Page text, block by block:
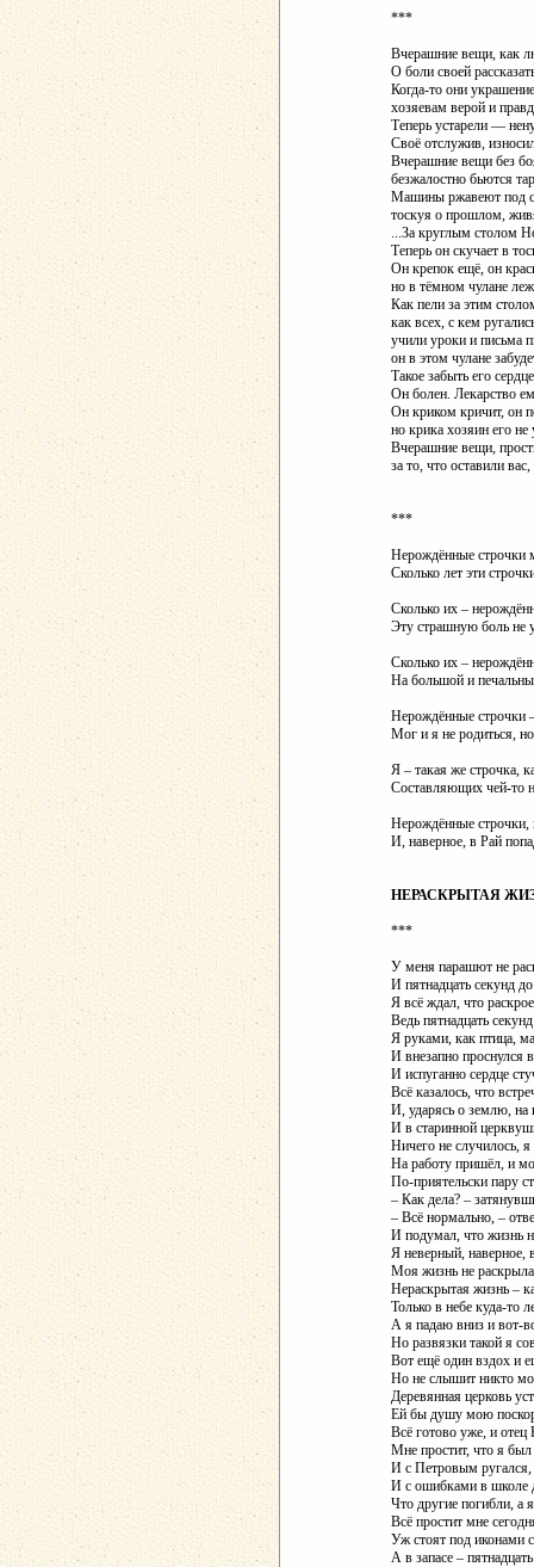
***
Вчерашние вещи, как
О боли своей
Когда-то они
хозяевам верой и
Теперь устарели —
Своё отслужив,
Вчерашние вещи без
безжалостно бьются
Машины ржавеют под
тоскуя о прошлом,
...За круглым столом
Теперь он скучает в
Он крепок ещё, он
но в тёмном чулане
Как пели за этим
как всех, с кем
учили уроки и письма
он в этом чулане
Такое забыть его
Он болен. Лекарство
Он криком кричит, он
но крика хозяин его
Вчерашние вещи,
за то, что оставили
***
Нерождëнные строчки
Сколько лет эти
Сколько их –
Эту страшную боль не
Сколько их –
На большой и
Нерождëнные строчки
Мог и я не родиться,
Я – такая же строчка,
Составляющих чей-то
Нерождëнные строчки,
И, наверное, в Рай
НЕРАСКРЫТАЯ
***
У меня парашют не
И пятнадцать секунд
Я всё ждал, что
Ведь пятнадцать
Я руками, как птица,
И внезапно проснулся
И испуганно сердце
Всё казалось, что
И, ударясь о землю, на
И в старинной
Ничего не случилось,
На работу пришёл, и
По-приятельски пару
– Как дела? –
– Всё нормально, –
И подумал, что жизнь
Я неверный, наверное,
Моя жизнь не
Нераскрытая жизнь –
Только в небе куда-то
А я падаю вниз и вот-
Но развязки такой я
Вот ещё один вздох и
Но не слышит никто
Деревянная церковь
Ей бы душу мою
Всё готово уже, и
Мне простит, что я
И с Петровым
И с ошибками в школе
Что другие погибли, а
Всё простит мне
Уж стоят под иконами
А в запасе –